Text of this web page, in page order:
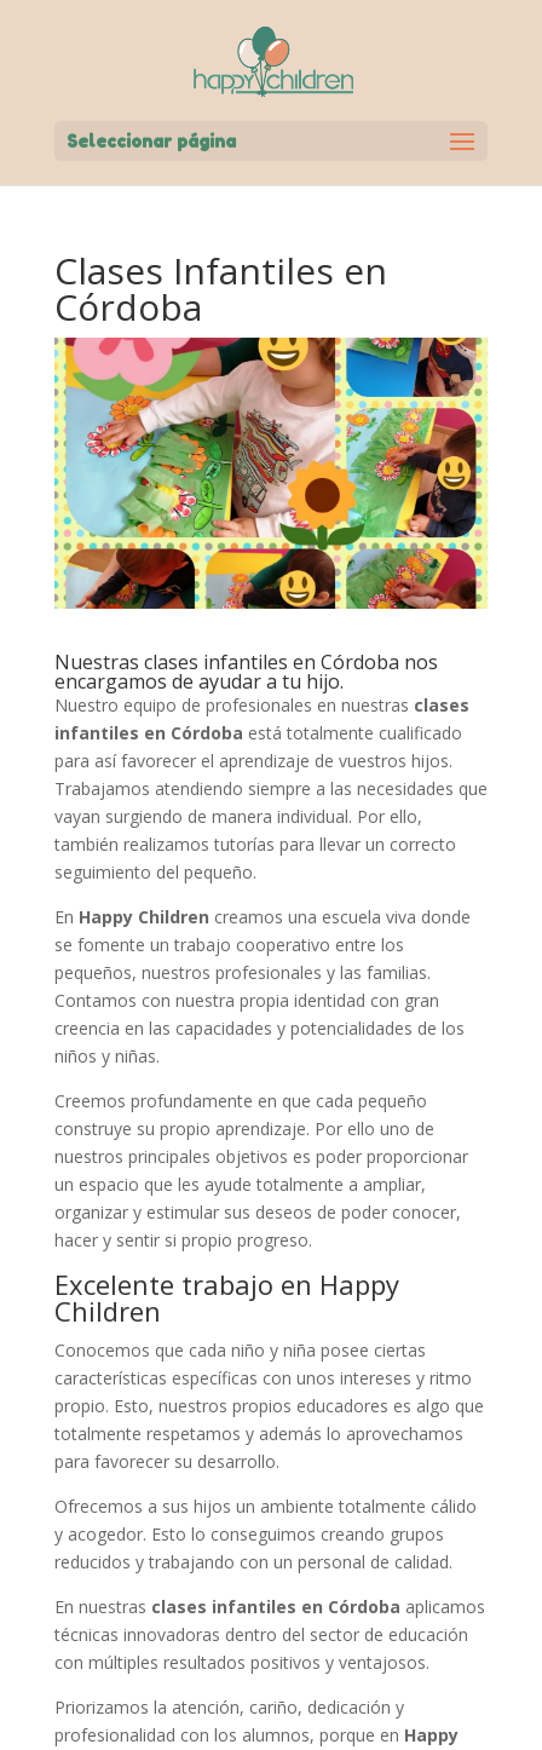
Seleccionar página
Clases Infantiles en
Córdoba
Nuestras clases infantiles en Córdoba nos
encargamos de ayudar a tu hijo.
Nuestro equipo de profesionales en nuestras clases
infantiles en Córdoba está totalmente cualificado
para así favorecer el aprendizaje de vuestros hijos.
Trabajamos atendiendo siempre a las necesidades que
vayan surgiendo de manera individual. Por ello,
también realizamos tutorías para llevar un correcto
seguimiento del pequeño.
En Happy Children creamos una escuela viva donde
se fomente un trabajo cooperativo entre los
pequeños, nuestros profesionales y las familias.
Contamos con nuestra propia identidad con gran
creencia en las capacidades y potencialidades de los
niños y niñas.
Creemos profundamente en que cada pequeño
construye su propio aprendizaje. Por ello uno de
nuestros principales objetivos es poder proporcionar
un espacio que les ayude totalmente a ampliar,
organizar y estimular sus deseos de poder conocer,
hacer y sentir si propio progreso.
Excelente trabajo en Happy
Children
Conocemos que cada niño y niña posee ciertas
características específicas con unos intereses y ritmo
propio. Esto, nuestros propios educadores es algo que
totalmente respetamos y además lo aprovechamos
para favorecer su desarrollo.
Ofrecemos a sus hijos un ambiente totalmente cálido
y acogedor. Esto lo conseguimos creando grupos
reducidos y trabajando con un personal de calidad.
En nuestras clases infantiles en Córdoba aplicamos
técnicas innovadoras dentro del sector de educación
con múltiples resultados positivos y ventajosos.
Priorizamos la atención, cariño, dedicación y
profesionalidad con los alumnos, porque en Happy